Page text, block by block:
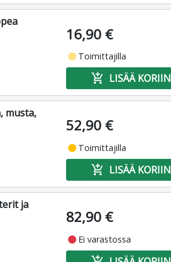
16,90 €
fiber_manual_record Toimittajilla
add_shopping_cart LISÄÄ KORIIN
musta,
52,90 €
fiber_manual_record Toimittajilla
add_shopping_cart LISÄÄ KORIIN
ja
82,90 €
fiber_manual_record Ei varastossa